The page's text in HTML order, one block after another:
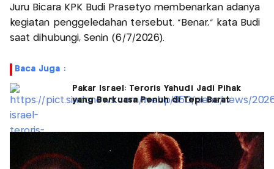
Juru Bicara KPK Budi Prasetyo membenarkan adanya
kegiatan penggeledahan tersebut. "Benar," kata Budi
saat dihubungi, Senin (6/7/2026).
Baca Juga :
Pakar Israel: Teroris Yahudi Jadi Pihak
yang Berkuasa Penuh di Tepi Barat